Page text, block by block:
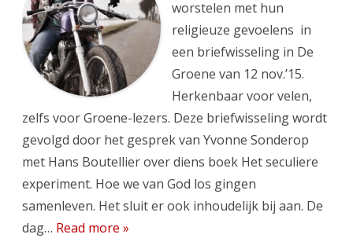
worstelen met hun
religieuze gevoelens in
een briefwisseling in De
Groene van 12 nov.’15.
Herkenbaar voor velen,
zelfs voor Groene-lezers. Deze briefwisseling wordt
gevolgd door het gesprek van Yvonne Sonderop
met Hans Boutellier over diens boek Het seculiere
experiment. Hoe we van God los gingen
samenleven. Het sluit er ook inhoudelijk bij aan. De
dag… Read more »